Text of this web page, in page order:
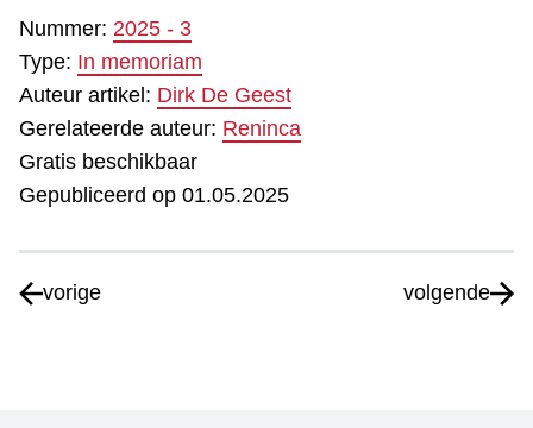
Nummer: 2025 - 3
Type: In memoriam
Auteur artikel: Dirk De Geest
Gerelateerde auteur: Reninca
Gratis beschikbaar
Gepubliceerd op 01.05.2025
vorige volgende